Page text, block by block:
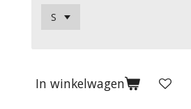
In winkelwagen